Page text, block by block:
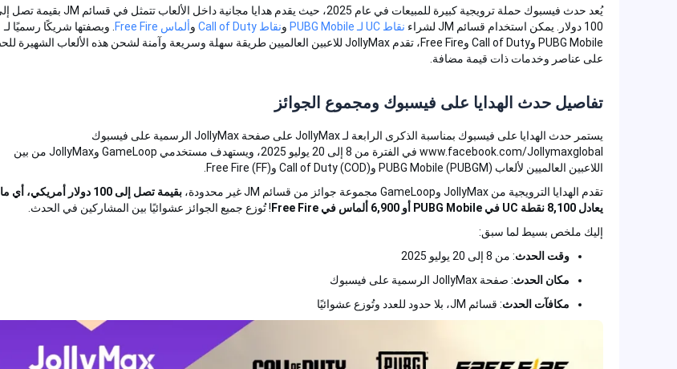
يُعد حدث فيسبوك حملة ترويجية كبيرة للمبيعات في عام 2025، حيث يقدم هدايا مجانية داخل الألعاب تتمثل في قسائم JM بقيمة تصل إلى
نقاط UC لـ PUBG Mobile ونقاط Call of Duty و ألماس Free Fire
. وبصفتها شريكًا رسميًا لـ
PUBG Mobile وCall of Duty وFree Fire، تقدم JollyMax للاعبين العالميين طريقة سهلة وسريعة وآمنة لشحن هذه الألعاب الشهيرة للحصول
على عناصر وخدمات ذات قيمة مضافة.
تفاصيل حدث الهدايا على فيسبوك ومجموع الجوائز
يستمر حدث الهدايا على فيسبوك بمناسبة الذكرى الرابعة لـ JollyMax على صفحة JollyMax الرسمية على فيسبوك
www.facebook.com/Jollymaxglobal في الفترة من 8 إلى 20 يوليو 2025، ويستهدف مستخدمي GameLoop وJollyMax من بين
اللاعبين العالميين لألعاب PUBG Mobile (PUBGM) وCall of Duty (COD) وFree Fire (FF).
تقدم الهدايا الترويجية من JollyMax وGameLoop مجموعة جوائز من قسائم JM غير محدودة،
بقيمة تصل إلى 100 دولار أمريكي، أي ما
يعادل 8,100 نقطة UC في PUBG Mobile أو 6,900 ألماس في Free Fire
! تُوزع جميع الجوائز عشوائيًا بين المشاركين في الحدث.
إليك ملخص بسيط لما سبق:
وقت الحدث: من 8 إلى 20 يوليو 2025
مكان الحدث: صفحة JollyMax الرسمية على فيسبوك
مكافآت الحدث: قسائم JM، بلا حدود للعدد وتُوزع عشوائيًا